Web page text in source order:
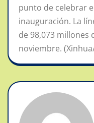
punto de celebrar
inauguración. La
de 98,073 millones
noviembre.